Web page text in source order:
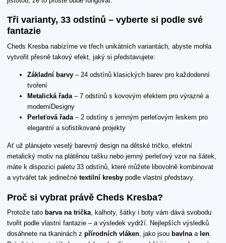
Tři varianty, 33 odstínů – vyberte si podle své
fantazie
Cheds Kresba nabízíme ve třech unikátních variantách, abyste mohla
vytvořit přesně takový efekt, jaký si představujete:
Základní barvy – 24 odstínů klasických barev pro každodenní
tvoření
Metalická řada– 7 odstínů s kovovým efektem pro výrazné a
moderníDesigny
Perleťová řada– 2 odstíny s jemným perleťovým leskem pro
elegantní a sofistikované projekty
Ať už plánujete veselý barevný design na dětské tričko, efektní
metalický motiv na plátěnou tašku nebo jemný perleťový vzor na šátek,
máte k dispozici paletu 33 odstínů, které můžete libovolně kombinovat
a vytvářet tak jedinečné textilní kresby podle vlastní představy.
Proč si vybrat právě Cheds Kresba?
Protože tato barva na trička, kalhoty, šátky i boty vám dává svobodu
tvořit podle vlastní fantazie – a výsledek vydrží. Nejlepších výsledků
dosáhnete na tkaninách z přírodních vláken, jako jsou bavlnaa len.